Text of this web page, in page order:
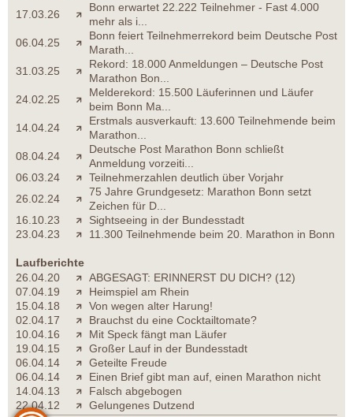
17.03.26
Bonn erwartet 22.222 Teilnehmer - Fast 4.000
mehr als i...
06.04.25
Bonn feiert Teilnehmerrekord beim Deutsche Post
Marath...
31.03.25
Rekord: 18.000 Anmeldungen – Deutsche Post
Marathon Bon...
24.02.25
Melderekord: 15.500 Läuferinnen und Läufer
beim Bonn Ma...
14.04.24
Erstmals ausverkauft: 13.600 Teilnehmende beim
Marathon...
08.04.24
Deutsche Post Marathon Bonn schließt
Anmeldung vorzeiti...
06.03.24
Teilnehmerzahlen deutlich über Vorjahr
26.02.24
75 Jahre Grundgesetz: Marathon Bonn setzt
Zeichen für D...
16.10.23
Sightseeing in der Bundesstadt
23.04.23
11.300 Teilnehmende beim 20. Marathon in Bonn
Laufberichte
26.04.20
ABGESAGT: ERINNERST DU DICH? (12)
07.04.19
Heimspiel am Rhein
15.04.18
Von wegen alter Harung!
02.04.17
Brauchst du eine Cocktailtomate?
10.04.16
Mit Speck fängt man Läufer
19.04.15
Großer Lauf in der Bundesstadt
06.04.14
Geteilte Freude
06.04.14
Einen Brief gibt man auf, einen Marathon nicht
14.04.13
Falsch abgebogen
22.04.12
Gelungenes Dutzend